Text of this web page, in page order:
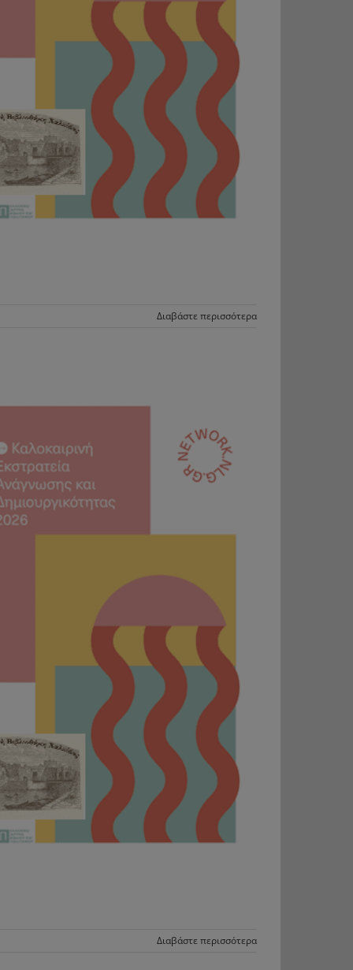
Διαβάστε περισσότερα
Διαβάστε περισσότερα